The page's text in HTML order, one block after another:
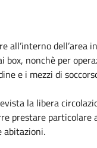
all’interno dell’area
box, nonchè per
e i mezzi di
la libera
prestare particolare
abitazioni.